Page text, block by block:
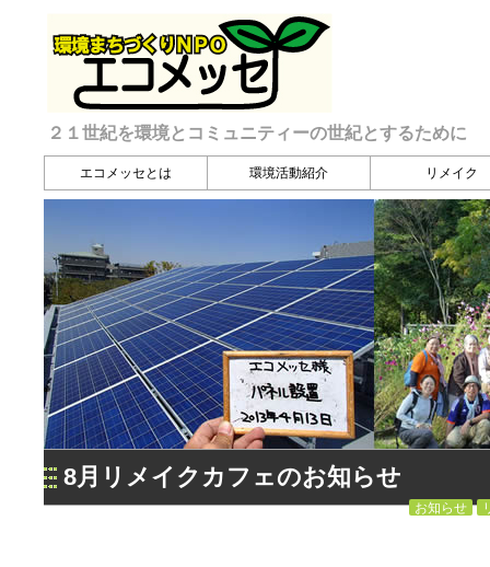
２１世紀を環境とコミュニティーの世紀とするために
エコメッセとは 環境活動紹介 リメイク
8月リメイクカフェのお知らせ
お知らせ